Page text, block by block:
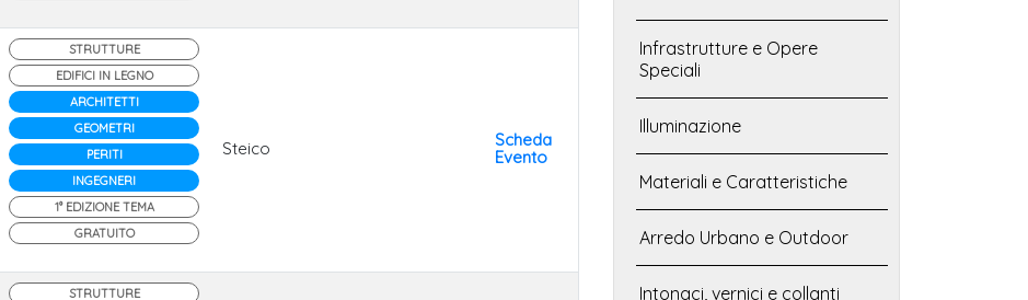
STRUTTURE
EDIFICI IN LEGNO
ARCHITETTI
GEOMETRI
PERITI
INGEGNERI
1° EDIZIONE TEMA
GRATUITO
Steico
Scheda
Evento
STRUTTURE
Infrastrutture e Opere
Speciali
Illuminazione
Materiali e Caratteristiche
Arredo Urbano e Outdoor
Intonaci, vernici e collanti